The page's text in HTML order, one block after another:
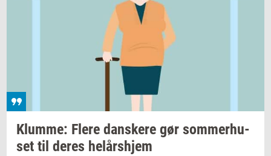
Klum­me: Flere dan­ske­re gør som­mer­hu­
set til deres helårs­hjem